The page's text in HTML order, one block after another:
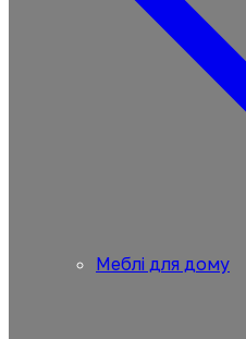
Меблі для дому